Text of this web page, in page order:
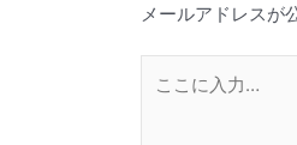
メールアドレスが